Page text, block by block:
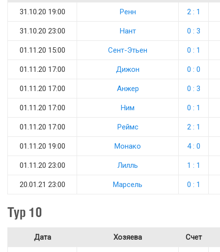
31.10.20 19:00 Ренн 2 : 1
31.10.20 23:00 Нант 0 : 3
01.11.20 15:00 Сент-Этьен 0 : 1
01.11.20 17:00 Дижон 0 : 0
01.11.20 17:00 Анжер 0 : 3
01.11.20 17:00 Ним 0 : 1
01.11.20 17:00 Реймс 2 : 1
01.11.20 19:00 Монако 4 : 0
01.11.20 23:00 Лилль 1 : 1
20.01.21 23:00 Марсель 0 : 1
Тур 10
Дата Хозяева Счет